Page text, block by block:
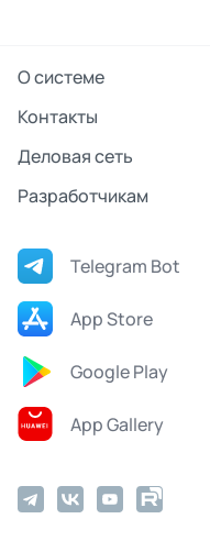
О системе
Контакты
Деловая сеть
Разработчикам
Telegram Bot
App Store
Google Play
App Gallery